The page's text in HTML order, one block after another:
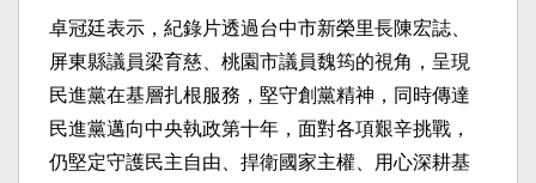
卓冠廷表示，紀錄片透過台中市新榮里長陳宏誌、
屏東縣議員梁育慈、桃園市議員魏筠的視角，呈現
民進黨在基層扎根服務，堅守創黨精神，同時傳達
民進黨邁向中央執政第十年，面對各項艱辛挑戰，
仍堅定守護民主自由、捍衛國家主權、用心深耕基